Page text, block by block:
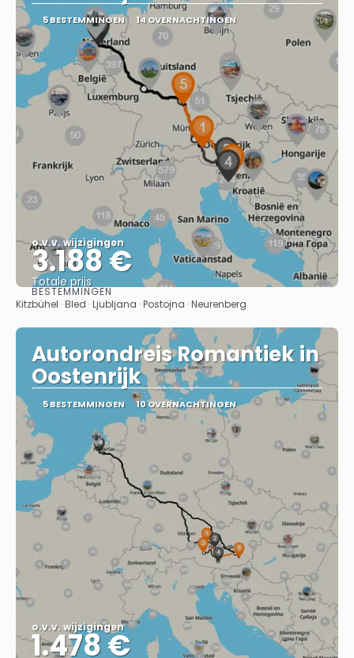
5 BESTEMMINGEN 14 OVERNACHTINGEN
o.v.v. wijzigingen
3.188 €
Totale prijs
Bekijk
BESTEMMINGEN
Kitzbühel · Bled · Ljubljana · Postojna · Neurenberg
Autorondreis Romantiek in
Oostenrijk
5 BESTEMMINGEN 10 OVERNACHTINGEN
o.v.v. wijzigingen
1.478 €